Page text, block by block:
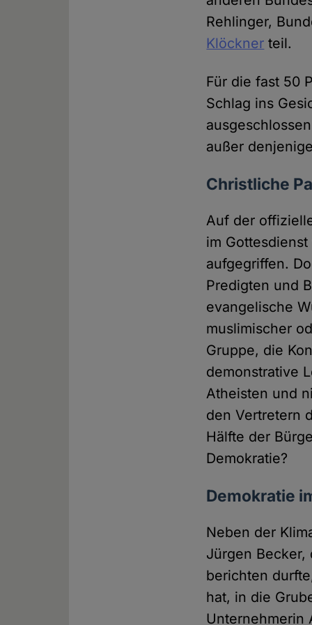
Rehlinger,
Klöckner teil.
Für die fast 50
Schlag ins
außer
Christliche
Auf der
im
aufgegriffen.
Predigten und
evangelische
muslimischer
Gruppe, die
demonstrative
Atheisten und
den Vertretern
Hälfte der
Demokratie?
Demokratie
Neben der
Jürgen Becker,
berichten
hat, in die
Unternehmerin